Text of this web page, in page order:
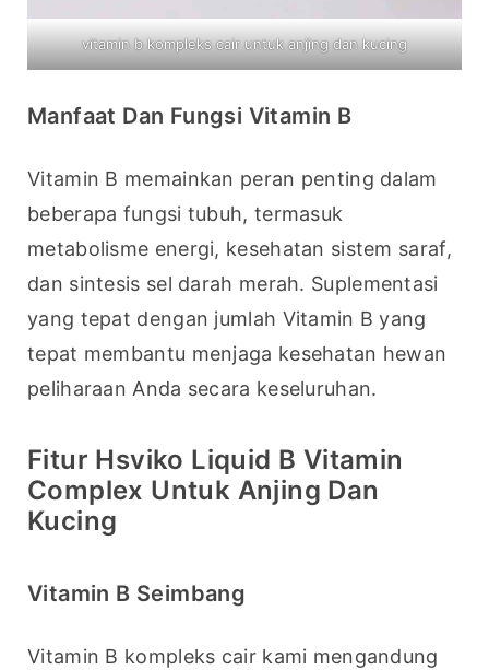
vitamin b kompleks cair untuk anjing dan kucing
Manfaat Dan Fungsi Vitamin B
Vitamin B memainkan peran penting dalam
beberapa fungsi tubuh, termasuk
metabolisme energi, kesehatan sistem saraf,
dan sintesis sel darah merah. Suplementasi
yang tepat dengan jumlah Vitamin B yang
tepat membantu menjaga kesehatan hewan
peliharaan Anda secara keseluruhan.
Fitur Hsviko Liquid B Vitamin
Complex Untuk Anjing Dan
Kucing
Vitamin B Seimbang
Vitamin B kompleks cair kami mengandung